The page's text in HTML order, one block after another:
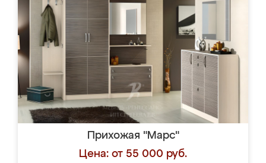
Прихожая "Марс"
Цена: от 55 000 руб.